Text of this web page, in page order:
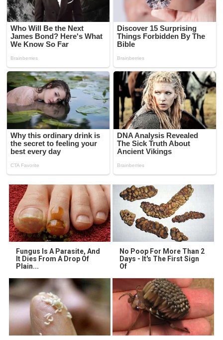
Fungus Is A Parasite, And
It Dies From A Drop Of
Plain...
No Poop For More Than 2
Days - It's The First Sign
Of